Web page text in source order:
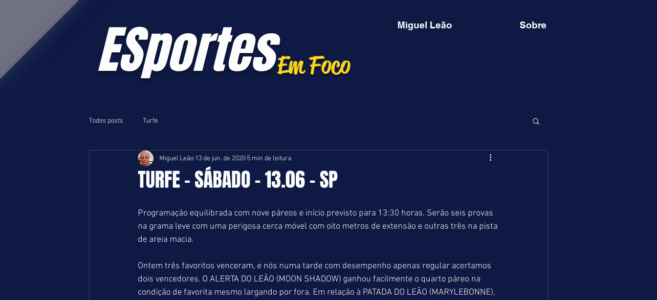
ESportesEm Foco
Miguel Leão Sobre
Todos posts Turfe
TURFE - SÁBADO - 13.06 - SP
Miguel Leão 13 de jun. de 2020 5 min de leitura
Programação equilibrada com nove páreos e início previsto para 13:30 horas. Serão seis provas
na grama leve com uma perigosa cerca móvel com oito metros de extensão e outras três na pista
de areia macia.
Ontem três favoritos venceram, e nós numa tarde com desempenho apenas regular acertamos
dois vencedores. O ALERTA DO LEÃO (MOON SHADOW) ganhou facilmente o quarto páreo na
condição de favorita mesmo largando por fora. Em relação à PATADA DO LEÃO (MARYLEBONNE),